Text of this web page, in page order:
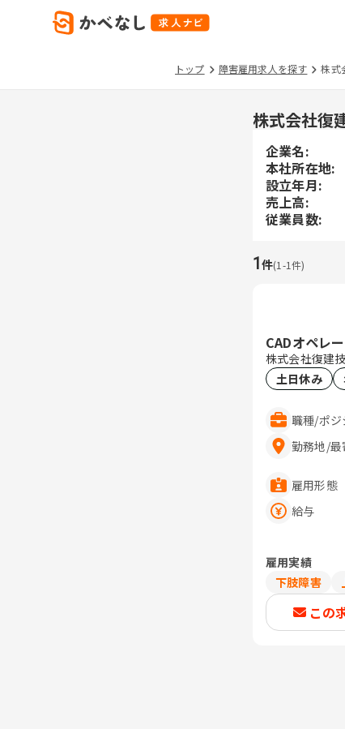
トップ 障害雇用求人を探す 株式
株式会社復
企業名:
本社所在地:
設立年月:
売上高:
従業員数:
1 件(1 -1件)
CADオペレ
株式会社復建
土日休み
職種/ポジ
勤務地/最
雇用形態
給与
雇用実績
下肢障害
この